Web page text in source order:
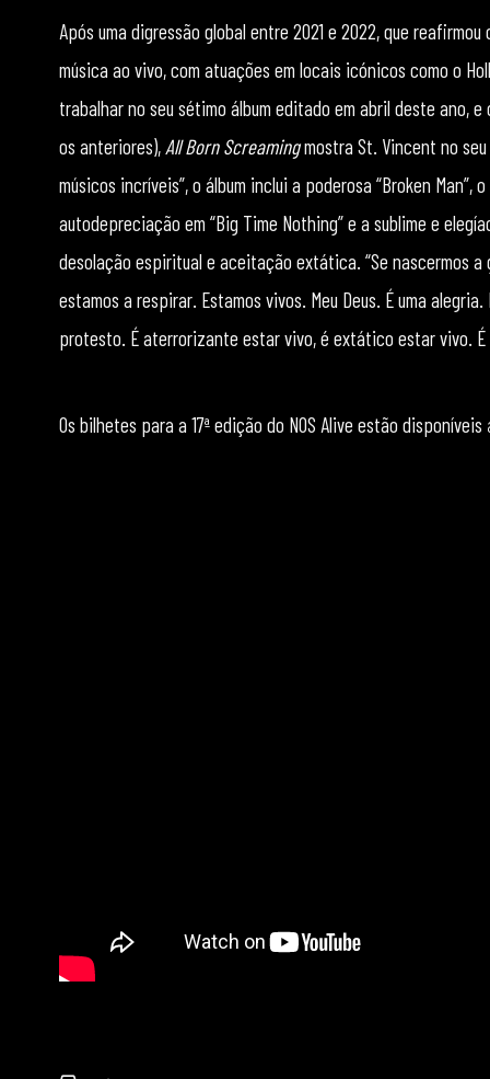
Após uma digressão global entre 2021 e 2022, que
música ao vivo, com atuações em locais icónicos como o
trabalhar no seu sétimo álbum editado em abril deste
os anteriores),All Born Screamingmostra St. Vincent no seu
músicos incríveis”, o álbum inclui a poderosa “Broken
autodepreciação em “Big Time Nothing” e a sublime e
desolação espiritual e aceitação extática. “Se nascermos a
estamos a respirar. Estamos vivos. Meu Deus. É uma
protesto. É aterrorizante estar vivo, é extático estar vivo. É
Os bilhetes para a 17ª edição do NOS Alive estão disponíveis